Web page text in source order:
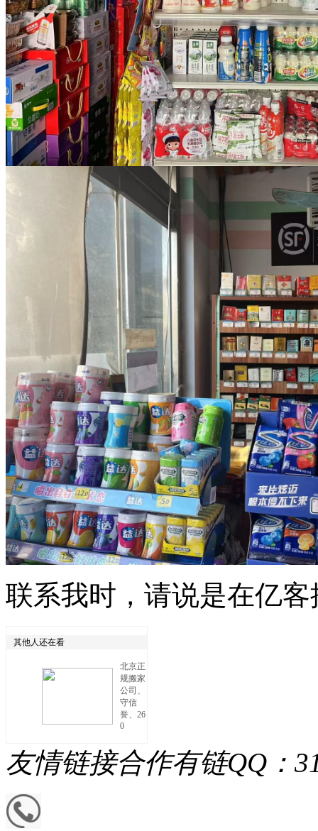
联系我时，请说是在亿
其他人还在看
北京正
规搬家
公司、
守信
誉、26
0
友情链接合作有链QQ：